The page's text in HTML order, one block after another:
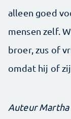
alleen goed
mensen zelf.
broer, zus of
omdat hij of
Auteur Martha